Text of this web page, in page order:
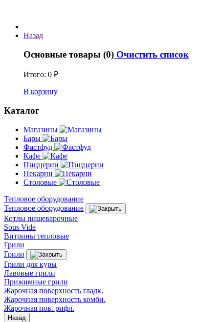
Назад
Основные товары (0) Очистить список
Итого: 0 ₽
В корзину
Каталог
Магазины
Бары
Фастфуд
Кафе
Пиццерии
Пекарни
Столовые
Тепловое оборудование
Тепловое оборудование
Котлы пищеварочные
Sous Vide
Витрины тепловые
Грили
Грили
Грили для куры
Лавовые грили
Прижимные грили
Жарочная поверхность гладк.
Жарочная поверхность комби.
Жарочная пов. рифл.
Назад